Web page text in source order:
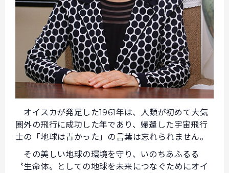
オイスカが発足した1961年は、人類が初めて大気
圏外の飛行に成功した年であり、帰還した宇宙飛行
士の「地球は青かった」の言葉は忘れられません。
その美しい地球の環境を守り、いのちあふるる
〝生命体〟としての地球を未来につなぐためにオイ